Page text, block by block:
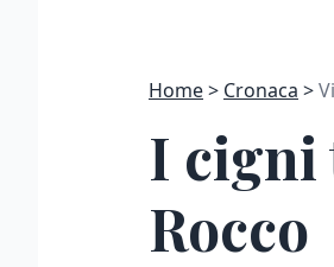
Home Cronaca
I cigni
Rocco